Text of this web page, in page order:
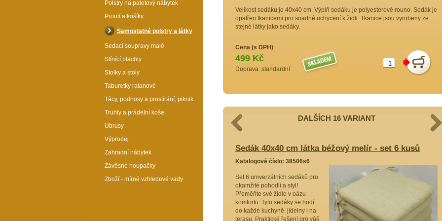
Velikost sedáku je 40x40 cm. Výplň sedáku je polyesterové rouno. Sedák je
opatřen tkanicemi pro snadné uchycení k židli. Tkanice jsou vyrobeny ze
stejné látky jako sedáky.
Cena (s DPH)
499 Kč
Doprava: standardní
DALŠÍCH 16 VARIANT
Sedák 40x40 cm látka žlutý melír - set 6 kusů
Proměňte své židle na oázu
Sedák 40x40 cm látka béžový melír - set 6 kusů
Katalogové číslo: 38506s6
Set 6 univerzálních sedáků pro
okamžité pohodlí a styl!
Přeměňte své židle v oázu
komfortu. Tyto sedáky se hodí
do každé kuchyně, jídelny i na
terasu. Praktické řešení pro váš
Polstry na paletový nábytek
Proutí a košíky
Samostatné polstry a látky
Sedací soupravy malé
Stínící plachty
Stolky a stoly
Taburetky ratanové
Tácy, podnosy a prostírání, piknik
Truhly a prádelní koše
Ubrusy
Výprodej
Zahradní nábytek
Závěsné houpačky
Zboží - mírné vzhledové vady